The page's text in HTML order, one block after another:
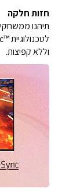
חזות חלקה
תיהנו
וללא קפיצות.